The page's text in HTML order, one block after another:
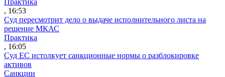
, 16:53
Суд пересмотрит дело о выдаче исполнительного листа на
решение МКАС
Практика
, 16:05
Суд ЕС истолкует санкционные нормы о разблокировке
активов
Санкции